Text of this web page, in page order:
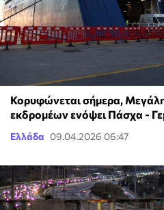
Κορυφώνεται σήμερα,
εκδρομέων ενόψει Πάσχα -
Ελλάδα 09.04.2026 06:47